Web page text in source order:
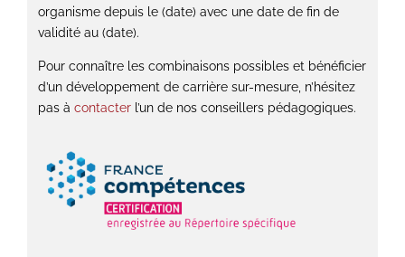
organisme depuis le (date) avec une date de fin de
validité au (date).
Pour connaître les combinaisons possibles et bénéficier
d’un développement de carrière sur-mesure, n’hésitez
pas à contacter l’un de nos conseillers pédagogiques.